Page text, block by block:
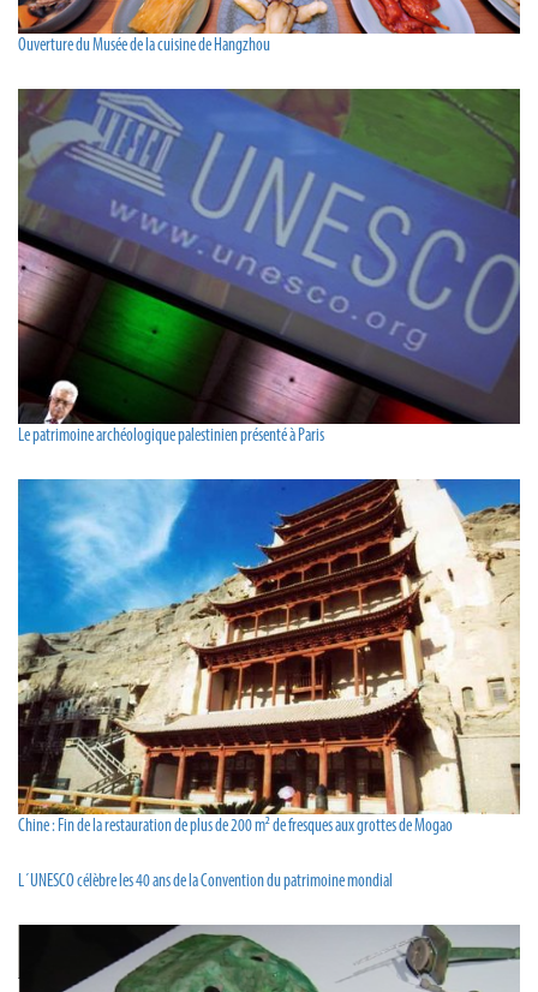
Ouverture du Musée de la cuisine de Hangzhou
Le patrimoine archéologique palestinien présenté à Paris
Chine : Fin de la restauration de plus de 200 m² de fresques aux grottes de Mogao
L´UNESCO célèbre les 40 ans de la Convention du patrimoine mondial